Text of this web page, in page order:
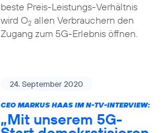
beste Preis-Leistungs-Verhältnis
wird O2allen Verbrauchern den
Zugang zum 5G-Erlebnis öffnen.
24. September 2020
CEO MARKUS HAAS IM N-TV-INTERVIEW:
„Mit unserem 5G-